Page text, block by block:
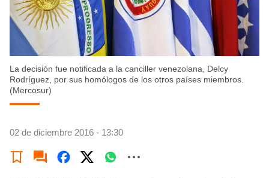
La decisión fue notificada a la canciller venezolana, Delcy
Rodríguez, por sus homólogos de los otros países miembros.
(Mercosur)
02 de diciembre 2016 - 13:30